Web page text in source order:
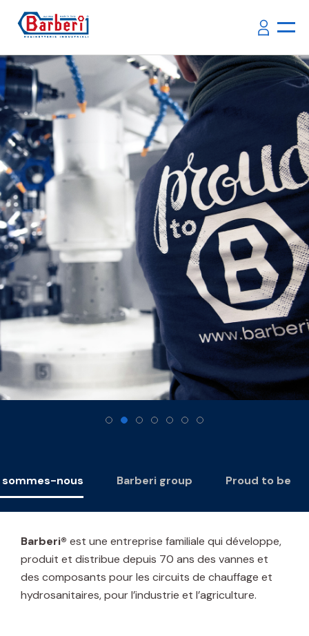
Qui sommes-nous
sommes-nous Barberi group Proud to be
Barberi® est une entreprise familiale qui développe,
produit et distribue depuis 70 ans des vannes et
des composants pour les circuits de chauffage et
hydrosanitaires, pour l’industrie et l’agriculture.